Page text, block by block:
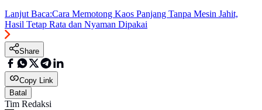
Lanjut Baca:Cara Memotong Kaos Panjang Tanpa Mesin Jahit,
Hasil Tetap Rata dan Nyaman Dipakai
Share
Copy Link
Batal
Tim Redaksi